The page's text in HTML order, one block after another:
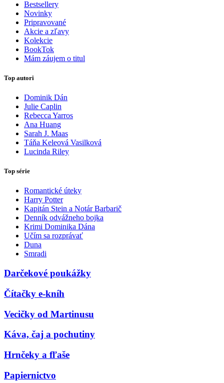
Bestsellery
Novinky
Pripravované
Akcie a zľavy
Kolekcie
BookTok
Mám záujem o titul
Top autori
Dominik Dán
Julie Caplin
Rebecca Yarros
Ana Huang
Sarah J. Maas
Táňa Keleová Vasilková
Lucinda Riley
Top série
Romantické úteky
Harry Potter
Kapitán Stein a Notár Barbarič
Denník odvážneho bojka
Krimi Dominika Dána
Učím sa rozprávať
Duna
Smradi
Darčekové poukážky
Čítačky e-kníh
Vecičky od Martinusu
Káva, čaj a pochutiny
Hrnčeky a fľaše
Papiernictvo